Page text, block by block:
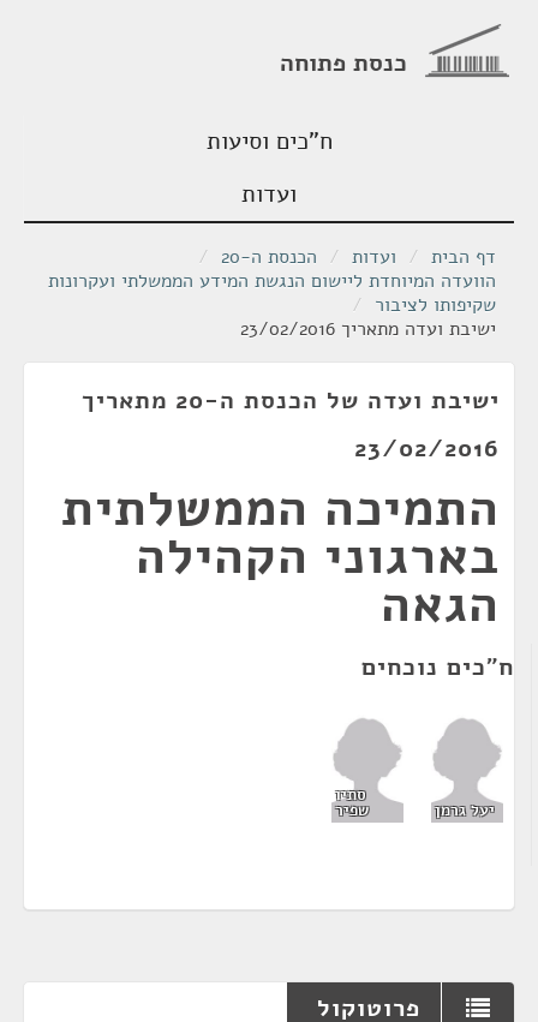
כנסת פתוחה
ח"כים וסיעות
ועדות
דף הבית / ועדות / הכנסת ה-20
/
הוועדה המיוחדת ליישום הנגשת המידע הממשלתי ועקרונות
שקיפותו לציבור /
ישיבת ועדה מתאריך 23/02/2016
ישיבת ועדה של הכנסת ה-20 מתאריך
23/02/2016
התמיכה הממשלתית
בארגוני הקהילה
הגאה
ח"כים נוכחים
יעל גרמן
סתיו
שפיר
פרוטוקול